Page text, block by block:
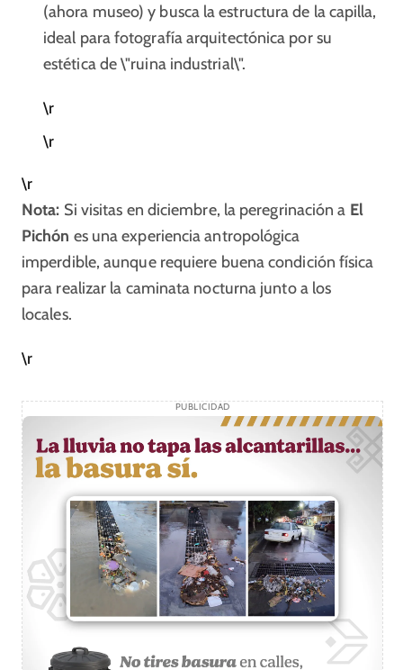
(ahora museo) y busca la estructura de la capilla,
ideal para fotografía arquitectónica por su
estética de \"ruina industrial\".
\r
\r
\r
Nota: Si visitas en diciembre, la peregrinación a El
Pichón es una experiencia antropológica
imperdible, aunque requiere buena condición física
para realizar la caminata nocturna junto a los
locales.
\r
PUBLICIDAD